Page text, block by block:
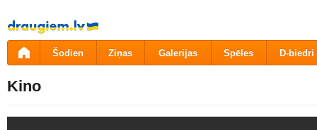
Pāriet
uz
saturu
Šodien Ziņas Galerijas Spēles D-biedri
Kino